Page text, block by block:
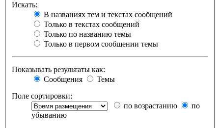
Искать:
В названиях тем и текстах сообщений
Только в текстах сообщений
Только по названию темы
Только в первом сообщении темы
Показывать результаты как:
Сообщения
Темы
Поле сортировки:
по возрастанию
по
убыванию